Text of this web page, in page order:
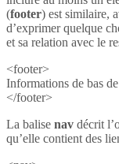
(footer) est similaire,
d’exprimer quelque
et sa relation avec le
<footer>
Informations de bas
</footer>
La balise nav décrit
qu’elle contient des